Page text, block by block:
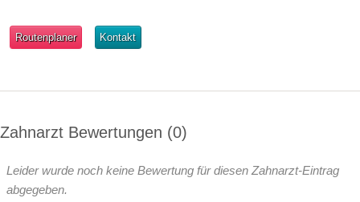
Routenplaner Kontakt
Zahnarzt Bewertungen 0
Leider wurde noch keine Bewertung für diesen Zahnarzt-Eintrag
abgegeben.